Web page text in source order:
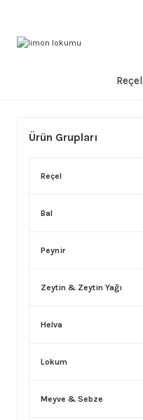
Reçel
Ürün Grupları
Reçel
Bal
Peynir
Zeytin & Zeytin Yağı
Helva
Lokum
Meyve & Sebze